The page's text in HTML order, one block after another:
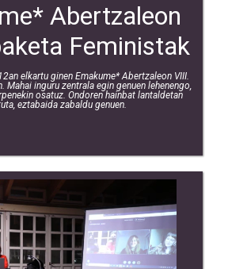
Abertzaleon
Feministak
elkartu ginen Emakume* Abertzaleon VIII.
Mahai inguru zentrala egin genuen lehenengo,
osatuz. Ondoren hainbat lantaldetan
eztabaida zabaldu genuen.